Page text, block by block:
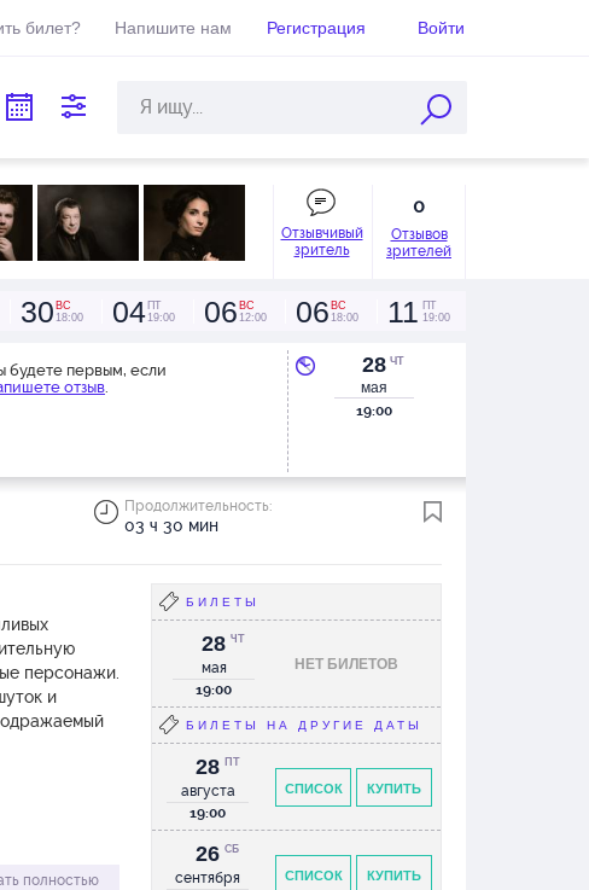
билет? Напишите нам Регистрация Войти
Отзывчивый
зритель
0
Отзывов
зрителей
30 ВС
18:00
04 ПТ
19:00
06 ВС
12:00
06 ВС
18:00
11 ПТ
19:00
будете первым, если
отзыв.
28 ЧТ
мая
19:00
Продолжительность:
03 ч 30 мин
персонажи.
и
полностью
БИЛЕТЫ
НЕТ БИЛЕТОВ
28
мая
ЧТ
19:00
БИЛЕТЫ НА ДРУГИЕ ДАТЫ
КУПИТЬ
СПИСОК
28
августа
ПТ
19:00
КУПИТЬ
СПИСОК
26
сентября
СБ